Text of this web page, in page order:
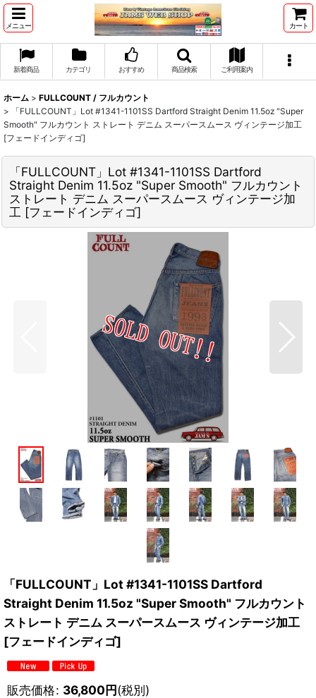
メニュー カート
新着商品 カテゴリ おすすめ 商品検索 ご利用案内
ホーム > FULLCOUNT / フルカウント
>
「FULLCOUNT」Lot #1341-1101SS Dartford Straight Denim 11.5oz "Super
Smooth" フルカウント ストレート デニム スーパースムース ヴィンテージ加工
[フェードインディゴ]
「FULLCOUNT」Lot #1341-1101SS Dartford
Straight Denim 11.5oz "Super Smooth" フルカウント
ストレート デニム スーパースムース ヴィンテージ加
工 [フェードインディゴ]
「FULLCOUNT」Lot #1341-1101SS Dartford
Straight Denim 11.5oz "Super Smooth" フルカウント
ストレート デニム スーパースムース ヴィンテージ加工
[フェードインディゴ]
販売価格: 36,800円(税別)